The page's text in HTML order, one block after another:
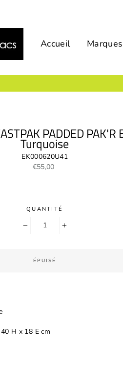
Accueil Marques
PADDED PAK'R
Turquoise
EK000620U41
Prix
€55,00
QUANTITÉ
+
ÉPUISÉ
H x 18 E cm